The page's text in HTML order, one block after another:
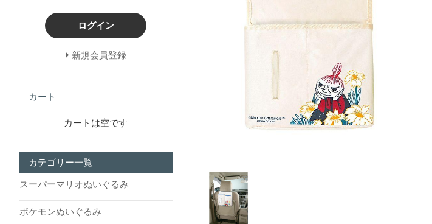
ログイン
新規会員登録
カート
カートは空です
カテゴリー一覧
スーパーマリオぬいぐるみ
ポケモンぬいぐるみ